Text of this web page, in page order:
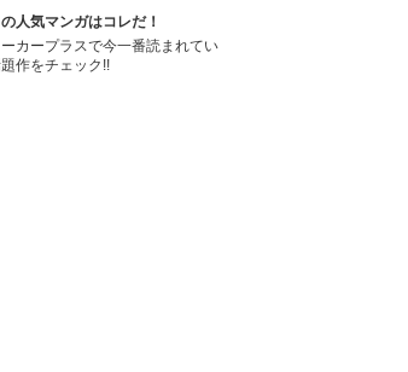
人気マンガはコレだ！
カープラスで今一番読まれてい
作をチェック!!